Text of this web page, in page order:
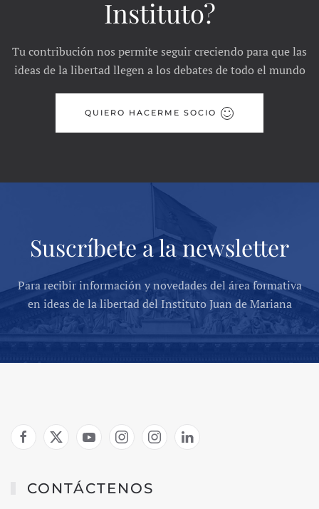
Instituto?
Tu contribución nos permite seguir creciendo para que las
ideas de la libertad llegen a los debates de todo el mundo
QUIERO HACERME SOCIO
Suscríbete a la newsletter
Para recibir información y novedades del área formativa
en ideas de la libertad del Instituto Juan de Mariana
CONTÁCTENOS